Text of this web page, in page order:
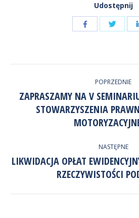
Udostępnij
Udostępnij
przez
WPISÓW
POPRZEDNIE
wpis:
ZAPRASZAMY NA V
STOWARZYSZENIA
NASTĘPNE
wpis:
LIKWIDACJA OPŁAT
RZECZYWISTOŚCI